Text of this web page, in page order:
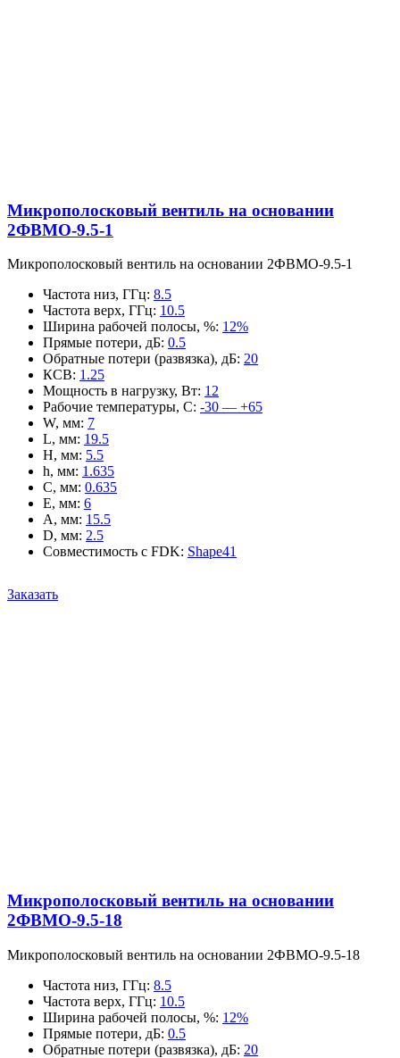
Микрополосковый вентиль на основании
2ФВМO-9.5-1
Микрополосковый вентиль на основании 2ФВМO-9.5-1
Частота низ, ГГц: 8.5
Частота верх, ГГц: 10.5
Ширина рабочей полосы, %: 12%
Прямые потери, дБ: 0.5
Обратные потери (развязка), дБ: 20
КСВ: 1.25
Мощность в нагрузку, Вт: 12
Рабочие температуры, С: -30 — +65
W, мм: 7
L, мм: 19.5
H, мм: 5.5
h, мм: 1.635
C, мм: 0.635
E, мм: 6
A, мм: 15.5
D, мм: 2.5
Совместимость с FDK: Shape41
Заказать
Микрополосковый вентиль на основании
2ФВМO-9.5-18
Микрополосковый вентиль на основании 2ФВМO-9.5-18
Частота низ, ГГц: 8.5
Частота верх, ГГц: 10.5
Ширина рабочей полосы, %: 12%
Прямые потери, дБ: 0.5
Обратные потери (развязка), дБ: 20